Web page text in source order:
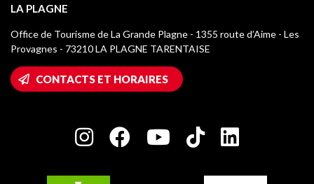
Taxe de séjour
Médiathèque
Logos La Plagne
Accès Wifi
Maison des Propriétaires
Charte des Acteurs Engagés
Montchavin - Les Coches
Champagny-en-Vanoise
Plagne 1800
LA PLAGNE
Office de Tourisme de La Grande Plagne - 1355 route d’Aime - Les
Provagnes - 73210 LA PLAGNE TARENTAISE
CONTACTS ET HORAIRES